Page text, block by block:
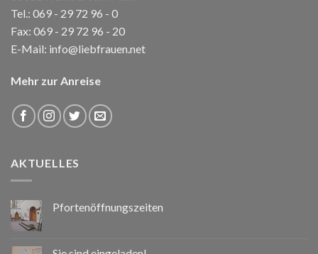
Tel.: 069 - 29 72 96 - 0
Fax: 069 - 29 72 96 - 20
E-Mail: info@liebfrauen.net
Mehr zur Anreise
AKTUELLES
Pfortenöffnungszeiten